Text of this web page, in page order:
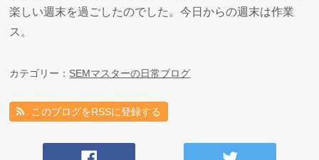
楽しい週末を過ごしたのでした。今日からの週末は作業
ス。
カテゴリー： SEMマスターの日常ブログ
このブログをRSSに登録する